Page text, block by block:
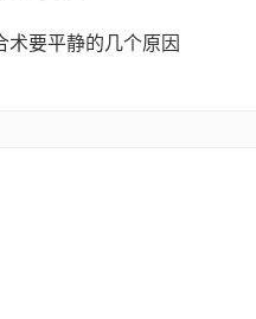
术要平静的几个原因